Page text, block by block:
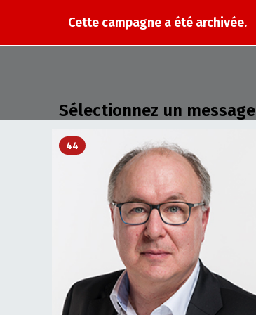
Cette campagne a été archivée.
Sélectionnez un message
44